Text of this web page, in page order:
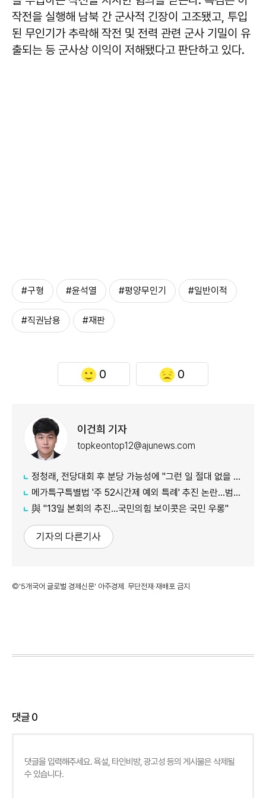
작전을 실행해 남북 간 군사적 긴장이 고조됐고, 투입
된 무인기가 추락해 작전 및 전력 관련 군사 기밀이 유
출되는 등 군사상 이익이 저해됐다고 판단하고 있다.
#구형 #윤석열 #평양무인기 #일반이적
#직권남용 #재판
0 0
이건희 기자
topkeontop12@ajunews.com
정청래, 전당대회 후 분당 가능성에 "그런 일 절대 없을 것"
메가특구특별법 '주 52시간제 예외 특례' 추진 논란…범여권서도 반발
​​​​​​​與 "13일 본회의 추진…국민의힘 보이콧은 국민 우롱"
기자의 다른기사
©'5개국어 글로벌 경제신문' 아주경제. 무단전재·재배포 금지
댓글0